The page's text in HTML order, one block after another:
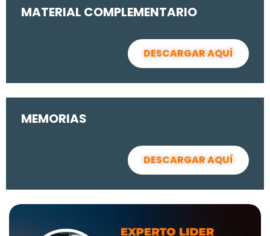
MATERIAL COMPLEMENTARIO
DESCARGAR AQUÍ
MEMORIAS
DESCARGAR AQUÍ